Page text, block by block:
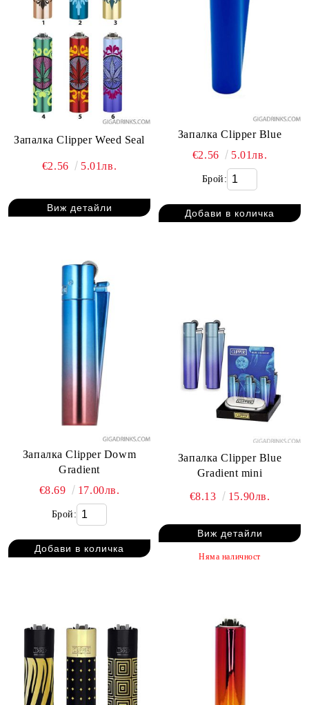
Запалка Clipper Weed Seal
€2.56 5.01лв.
Виж детайли
Запалка Clipper Blue
€2.56
5.01лв.
Брой:
Запалка Clipper Dowm
Gradient
€8.69
17.00лв.
Брой:
Запалка Clipper Blue
Gradient mini
€8.13 15.90лв.
Виж детайли
Няма наличност